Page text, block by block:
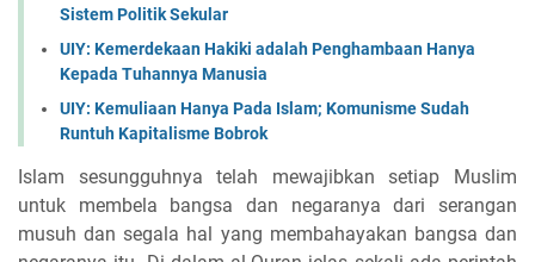
Sistem Politik Sekular
UIY: Kemerdekaan Hakiki adalah Penghambaan Hanya
Kepada Tuhannya Manusia
UIY: Kemuliaan Hanya Pada Islam; Komunisme Sudah
Runtuh Kapitalisme Bobrok
Islam sesungguhnya telah mewajibkan setiap Muslim
untuk membela bangsa dan negaranya dari serangan
musuh dan segala hal yang membahayakan bangsa dan